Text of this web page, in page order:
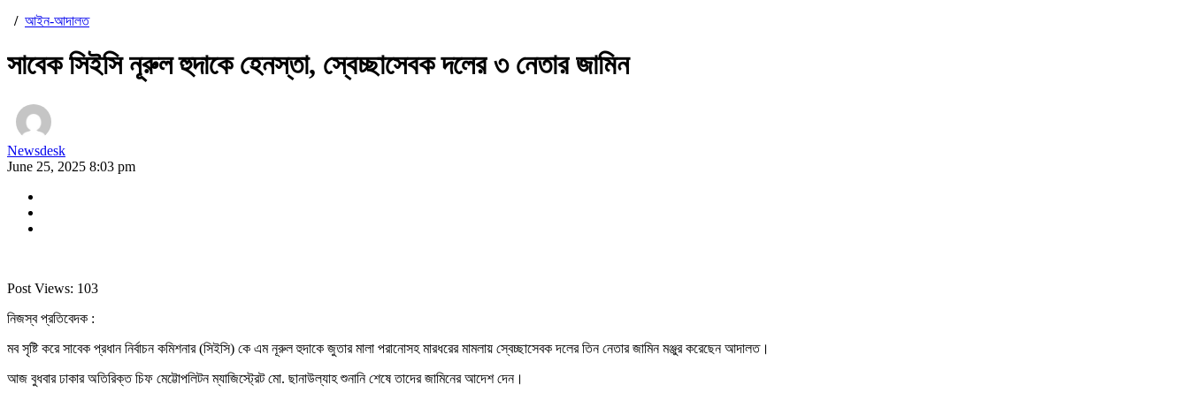
/ আইন-আদালত
সাবেক সিইসি নূরুল হুদাকে হেনস্তা, স্বেচ্ছাসেবক দলের ৩ নেতার জামিন
Newsdesk
June 25, 2025 8:03 pm
Post Views: 103
নিজস্ব প্রতিবেদক :
মব সৃষ্টি করে সাবেক প্রধান নির্বাচন কমিশনার (সিইসি) কে এম নূরুল হুদাকে জুতার মালা পরানোসহ মারধরের মামলায় স্বেচ্ছাসেবক দলের তিন নেতার জামিন মঞ্জুর করেছেন আদালত।
আজ বুধবার ঢাকার অতিরিক্ত চিফ মেট্টোপলিটন ম্যাজিস্ট্রেট মো. ছানাউল্যাহ শুনানি শেষে তাদের জামিনের আদেশ দেন।